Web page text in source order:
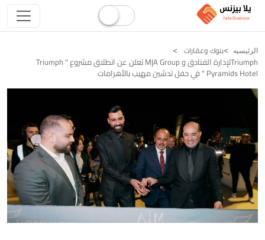
الرئيسيه بنوك وعقارات
Triumphلإدارة الفنادق و M|A Group تعلن عن انطلاق مشروع " Triumph
Pyramids Hotel " في حفل تدشين مهيب بالأهرامات